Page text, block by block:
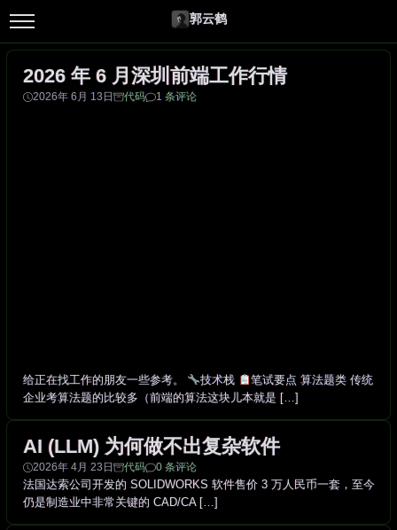
郭云鹤
2026 年 6 月深圳前端工作行情
2026年 6月 13日 代码 1 条评论
给正在找工作的朋友一些参考。 技术栈
笔试要点 算法题类 传统
企业考算法题的比较多（前端的算法这块儿本就是 […]
AI (LLM) 为何做不出复杂软件
2026年 4月 23日 代码
0 条评论
法国达索公司开发的 SOLIDWORKS 软件售价 3 万人民币一套，至今
仍是制造业中非常关键的 CAD/CA […]